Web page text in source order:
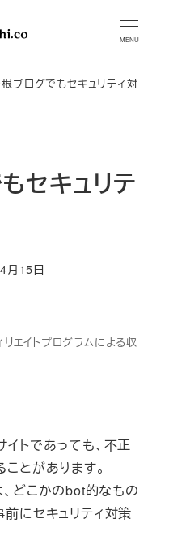
MENU
ブログでもセキュリティ対
セキュリテ
月15日
エイトプログラムによる収
トであっても、不正
とがあります。
どこかのbot的なもの
にセキュリティ対策